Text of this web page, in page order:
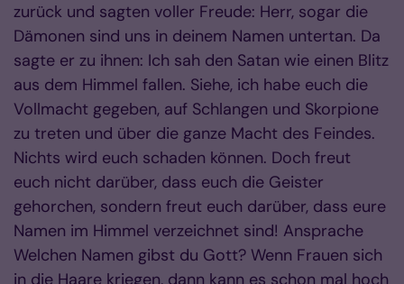
zurück und sagten voller Freude: Herr, sogar die
Dämonen sind uns in deinem Namen untertan. Da
sagte er zu ihnen: Ich sah den Satan wie einen Blitz
aus dem Himmel fallen. Siehe, ich habe euch die
Vollmacht gegeben, auf Schlangen und Skorpione
zu treten und über die ganze Macht des Feindes.
Nichts wird euch schaden können. Doch freut
euch nicht darüber, dass euch die Geister
gehorchen, sondern freut euch darüber, dass eure
Namen im Himmel verzeichnet sind! Ansprache
Welchen Namen gibst du Gott? Wenn Frauen sich